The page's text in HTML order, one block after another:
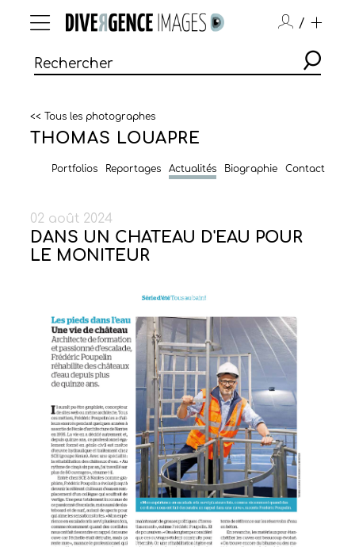
/
<< Tous les photographes
THOMAS LOUAPRE
Portfolios Reportages Actualités Biographie Contact
02 août 2024
DANS UN CHATEAU D'EAU POUR
LE MONITEUR